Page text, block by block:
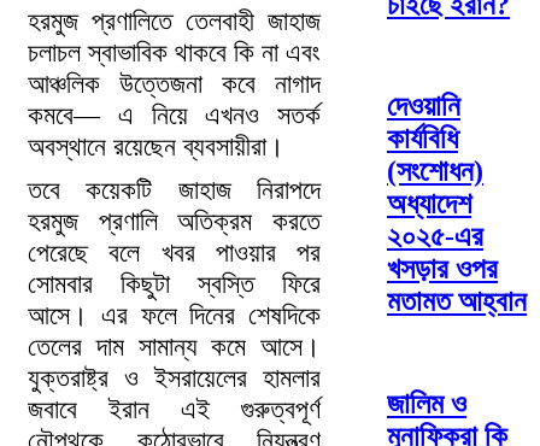
হরমুজ প্রণালিতে তেলবাহী জাহাজ
চলাচল স্বাভাবিক থাকবে কি না এবং
আঞ্চলিক উত্তেজনা কবে নাগাদ
কমবে— এ নিয়ে এখনও সতর্ক
অবস্থানে রয়েছেন ব্যবসায়ীরা।
তবে কয়েকটি জাহাজ নিরাপদে
হরমুজ প্রণালি অতিক্রম করতে
পেরেছে বলে খবর পাওয়ার পর
সোমবার কিছুটা স্বস্তি ফিরে
আসে। এর ফলে দিনের শেষদিকে
তেলের দাম সামান্য কমে আসে।
যুক্তরাষ্ট্র ও ইসরায়েলের হামলার
জবাবে ইরান এই গুরুত্বপূর্ণ
দেওয়ানি
কার্যবিধি
(সংশোধন)
অধ্যাদেশ
২০২৫-এর
খসড়ার ওপর
মতামত আহ্বান
জালিম ও
মুনাফিকরা কি